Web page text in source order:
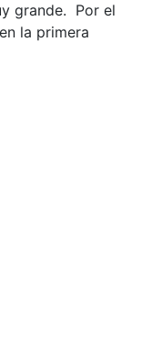
grande. Por el
la primera